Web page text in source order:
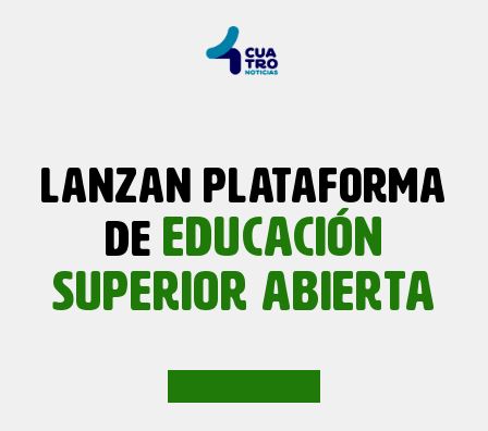
LANZAN PLATAFORMA
DE EDUCACIÓN
SUPERIOR ABIERTA